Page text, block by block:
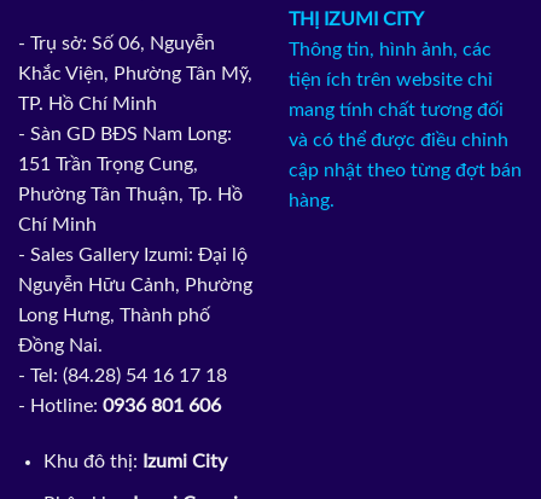
- Trụ sở: Số 06, Nguyễn
Khắc Viện, Phường Tân Mỹ,
TP. Hồ Chí Minh
- Sàn GD BĐS Nam Long:
151 Trần Trọng Cung,
Phường Tân Thuận, Tp. Hồ
Chí Minh
- Sales Gallery Izumi: Đại lộ
Nguyễn Hữu Cảnh, Phường
Long Hưng, Thành phố
Đồng Nai.
- Tel: (84.28) 54 16 17 18
- Hotline: 0936 801 606
Khu đô thị: Izumi City
THỊ IZUMI CITY
Thông tin, hình ảnh, các
tiện ích trên website chỉ
mang tính chất tương đối
và có thể được điều chỉnh
cập nhật theo từng đợt bán
hàng.